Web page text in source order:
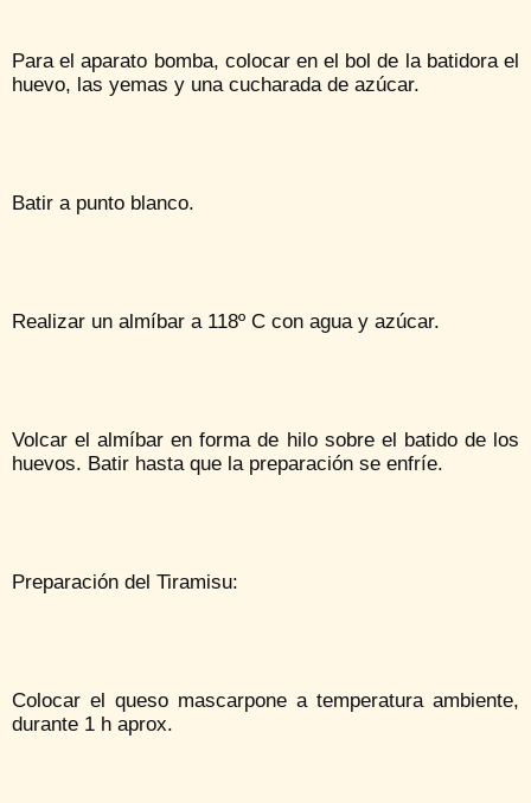
Para el aparato bomba, colocar en el bol de la batidora el
huevo, las yemas y una cucharada de azúcar.
Batir a punto blanco.
Realizar un almíbar a 118º C con agua y azúcar.
Volcar el almíbar en forma de hilo sobre el batido de los
huevos. Batir hasta que la preparación se enfríe.
Preparación del Tiramisu:
Colocar el queso mascarpone a temperatura ambiente,
durante 1 h aprox.